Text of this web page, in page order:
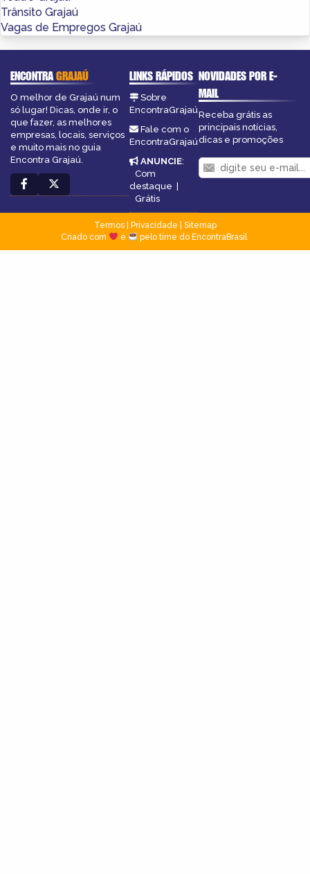
Trânsito Grajaú
Vagas de Empregos Grajaú
ENCONTRAGRAJAÚ
O melhor de Grajaú num
só lugar! Dicas, onde ir, o
que fazer, as melhores
empresas, locais, serviços
e muito mais no guia
Encontra Grajaú.
LINKS RÁPIDOS
Sobre
EncontraGrajaú
Fale com o
EncontraGrajaú
ANUNCIE:
Com
destaque
Grátis
NOVIDADES POR E-
MAIL
Receba grátis as
principais notícias,
dicas e promoções
Termos| Privacidade
Sitemap
Criado com
e pelo time do EncontraBrasil